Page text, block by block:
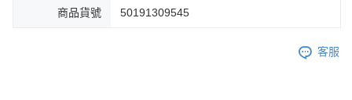
商品貨號 50191309545
客服